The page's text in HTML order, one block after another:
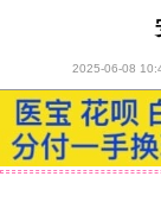
2025-06-08